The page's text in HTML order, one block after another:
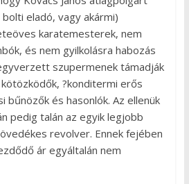
eladó, vagy akármi)
karatemesterek, nem
és nem gyilkolásra habozás
szupermenek támadják
?konditermi erős
bűnözők és hasonlók. Az ellenük
pedig talán az egyik legjobb
revolver. Ennek fejében
ár egyáltalán nem